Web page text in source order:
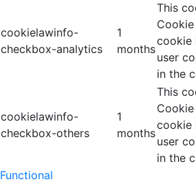
cookielawinfo-
checkbox-analytics
1
months
This
cookie
user
in the
cookielawinfo-
checkbox-others
1
months
This
cookie
user
in the
Functional